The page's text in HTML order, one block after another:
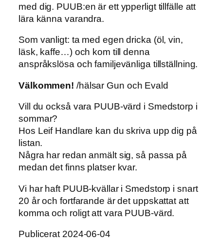
med dig. PUUB:en är ett ypperligt tillfälle att
lära känna varandra.
Som vanligt: ta med egen dricka (öl, vin,
läsk, kaffe…) och kom till denna
anspråkslösa och familjevänliga tillställning.
Välkommen! /hälsar Gun och Evald
Vill du också vara PUUB-värd i Smedstorp i
sommar?
Hos Leif Handlare kan du skriva upp dig på
listan.
Några har redan anmält sig, så passa på
medan det finns platser kvar.
Vi har haft PUUB-kvällar i Smedstorp i snart
20 år och fortfarande är det uppskattat att
komma och roligt att vara PUUB-värd.
Publicerat 2024-06-04